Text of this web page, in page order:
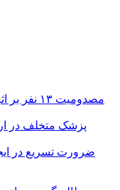
مصدومیت ۱۳ نفر بر اثر گاز گرفتگی سگ در آذربایجان‌غربی
پزشک متخلف در ارومیه ۷ میلیارد ریال
ضرورت تسريع در